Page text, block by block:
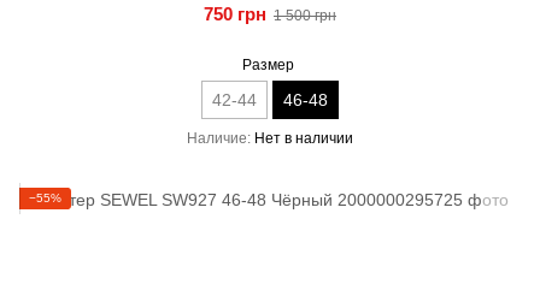
750 грн 1 500 грн
Размер
42-44 46-48
Наличие Нет в наличии
−55%